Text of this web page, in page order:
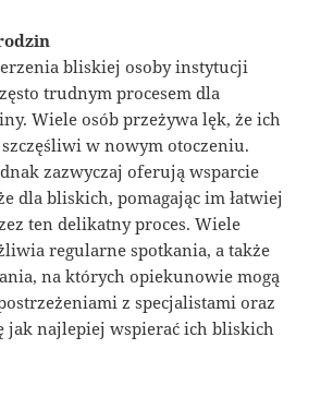
bliskiej osoby instytucji
trudnym procesem dla
Wiele osób przeżywa lęk, że ich
w nowym otoczeniu.
zazwyczaj oferują wsparcie
dla bliskich, pomagając im łatwiej
ten delikatny proces. Wiele
regularne spotkania, a także
na których opiekunowie mogą
z specjalistami oraz
jak najlepiej wspierać ich bliskich